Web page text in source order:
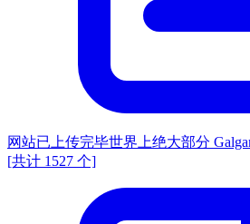
网站已上传完毕世界上绝大部分
[共计 1527 个]